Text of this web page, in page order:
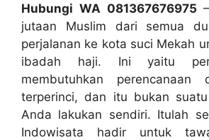
Hubungi WA 081367676975
jutaan Muslim dari semua
perjalanan ke kota suci Mekah
ibadah haji. Ini yaitu
membutuhkan perencanaan
terperinci, dan itu bukan
Anda lakukan sendiri. Itulah
Indowisata hadir untuk